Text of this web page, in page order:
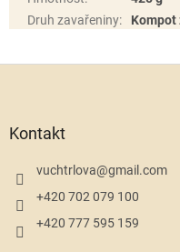
Druh zavařeniny: Kompot
Kontakt
vuchtrlova@gmail.com
+420 702 079 100
+420 777 595 159